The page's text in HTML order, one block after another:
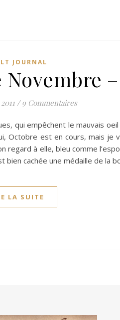
JOURNAL
/ 9 Commentaires
qui empêchent le mauvais
est en cours, mais je
à elle, bleu comme
bien cachée une médaille de la
LA SUITE